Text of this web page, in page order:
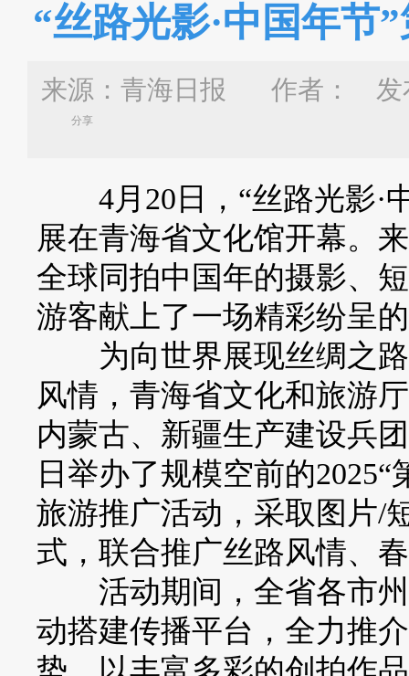
“丝路光影·中国年节
来源：青海日报 作者： 发
分享
4月20日，“丝路光影·
展在青海省文化馆开幕。
全球同拍中国年的摄影、
游客献上了一场精彩纷呈
为向世界展现丝绸之路
风情，青海省文化和旅游
内蒙古、新疆生产建设兵
日举办了规模空前的
旅游推广活动，采取图片/
式，联合推广丝路风情、
活动期间，全省各市州
动搭建传播平台，全力推